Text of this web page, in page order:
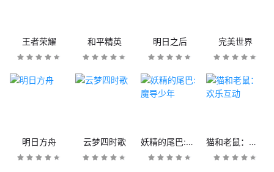
王者荣耀 和平精英 明日之后 完美世界
明日方舟 云梦四时歌 妖精的尾巴:魔导少年 猫和老鼠：欢乐互动